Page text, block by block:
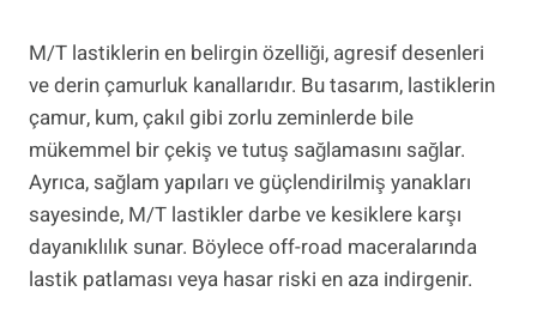
M/T lastiklerin en belirgin özelliği, agresif desenleri
ve derin çamurluk kanallarıdır. Bu tasarım, lastiklerin
çamur, kum, çakıl gibi zorlu zeminlerde bile
mükemmel bir çekiş ve tutuş sağlamasını sağlar.
Ayrıca, sağlam yapıları ve güçlendirilmiş yanakları
sayesinde, M/T lastikler darbe ve kesiklere karşı
dayanıklılık sunar. Böylece off-road maceralarında
lastik patlaması veya hasar riski en aza indirgenir.